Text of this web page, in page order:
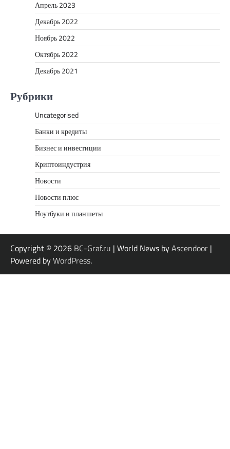
Апрель 2023
Декабрь 2022
Ноябрь 2022
Октябрь 2022
Декабрь 2021
Рубрики
Uncategorised
Банки и кредиты
Бизнес и инвестиции
Криптоиндустрия
Новости
Новости плюс
Ноутбуки и планшеты
Copyright © 2026 BC-Graf.ru | World News byAscendoor |
Powered byWordPress.